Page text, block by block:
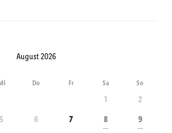
August 2026
Do Fr Sa So
1
2
5 6 7 8
---
9
---